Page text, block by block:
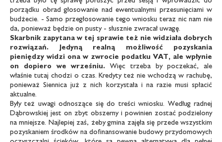
porządku obrad głosowanie nad ewentualnymi przesunięciami w
budżecie. - Samo przegłosowanie tego wniosku teraz nic nam nie
da, ponieważ będzie on pusty - słusznie zwracał uwagę.
Skarbnik zapytana w tej sprawie też nie widziała dobrych
rozwiązań. Jedyną realną możliwość
pozyskania
pieniędzy widzi ona w zwrocie podatku VAT, ale wpłynie
on dopiero we wrześniu. Więc trzeba by poczekać, ale
właśnie tutaj chodzi o czas. Kredyty też nie wchodzą w rachubę,
ponieważ Siennica już z nich korzystała i na razie musi spłacić
aktualne.
Były też uwagi odnoszące się do treści wniosku. Według radnej
Dąbrowskiej jest on zbyt obszerny i powinien zostać podzielony
na mniejsze. Najlepiej zaś, żeby gmina zajęła się przede wszystkim
pozyskaniem środków na dofinansowanie budowy przydomowych